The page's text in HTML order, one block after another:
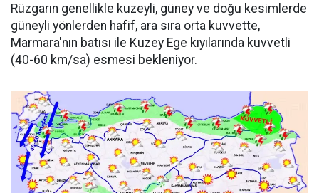
Rüzgarın genellikle kuzeyli, güney ve doğu kesimlerde
güneyli yönlerden hafif, ara sıra orta kuvvette,
Marmara'nın batısı ile Kuzey Ege kıyılarında kuvvetli
(40-60 km/sa) esmesi bekleniyor.